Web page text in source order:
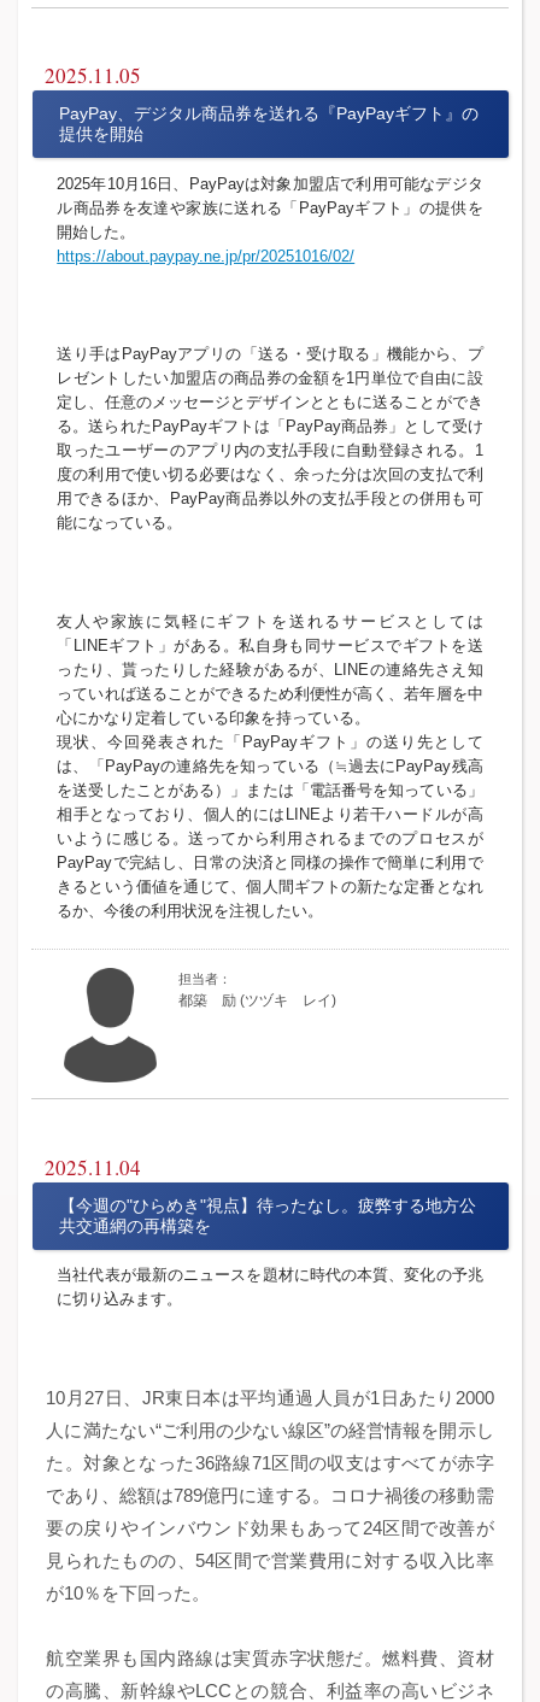
2025.11.05
PayPay、デジタル商品券を送れる『PayPayギフト』の
提供を開始
2025年10月16日、PayPayは対象加盟店で利用可能なデジタ
ル商品券を友達や家族に送れる「PayPayギフト」の提供を
開始した。
https://about.paypay.ne.jp/pr/20251016/02/
送り手はPayPayアプリの「送る・受け取る」機能から、プ
レゼントしたい加盟店の商品券の金額を1円単位で自由に設
定し、任意のメッセージとデザインとともに送ることができ
る。送られたPayPayギフトは「PayPay商品券」として受け
取ったユーザーのアプリ内の支払手段に自動登録される。1
度の利用で使い切る必要はなく、余った分は次回の支払で利
用できるほか、PayPay商品券以外の支払手段との併用も可
能になっている。
友人や家族に気軽にギフトを送れるサービスとしては
「LINEギフト」がある。私自身も同サービスでギフトを送
ったり、貰ったりした経験があるが、LINEの連絡先さえ知
っていれば送ることができるため利便性が高く、若年層を中
心にかなり定着している印象を持っている。
現状、今回発表された「PayPayギフト」の送り先として
は、「PayPayの連絡先を知っている（≒過去にPayPay残高
を送受したことがある）」または「電話番号を知っている」
相手となっており、個人的にはLINEより若干ハードルが高
いように感じる。送ってから利用されるまでのプロセスが
PayPayで完結し、日常の決済と同様の操作で簡単に利用で
きるという価値を通じて、個人間ギフトの新たな定番となれ
るか、今後の利用状況を注視したい。
都築 励 (ツヅキ レイ)
2025.11.04
【今週の"ひらめき"視点】待ったなし。疲弊する地方公
共交通網の再構築を
当社代表が最新のニュースを題材に時代の本質、変化の予兆
に切り込みます。
10月27日、JR東日本は平均通過人員が1日あたり2000
人に満たない“ご利用の少ない線区”の経営情報を開示し
た。対象となった36路線71区間の収支はすべてが赤字
であり、総額は789億円に達する。コロナ禍後の移動需
要の戻りやインバウンド効果もあって24区間で改善が
見られたものの、54区間で営業費用に対する収入比率
が10％を下回った。
航空業界も国内路線は実質赤字状態だ。燃料費、資材
の高騰、新幹線やLCCとの競合、利益率の高いビジネ